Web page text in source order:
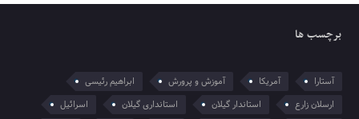
برچسب ها
آستارا آمریکا آموزش و پرورش
ابراهیم رئیسی
ارسلان زارع
استاندار گیلان استانداری گیلان
اسرائیل